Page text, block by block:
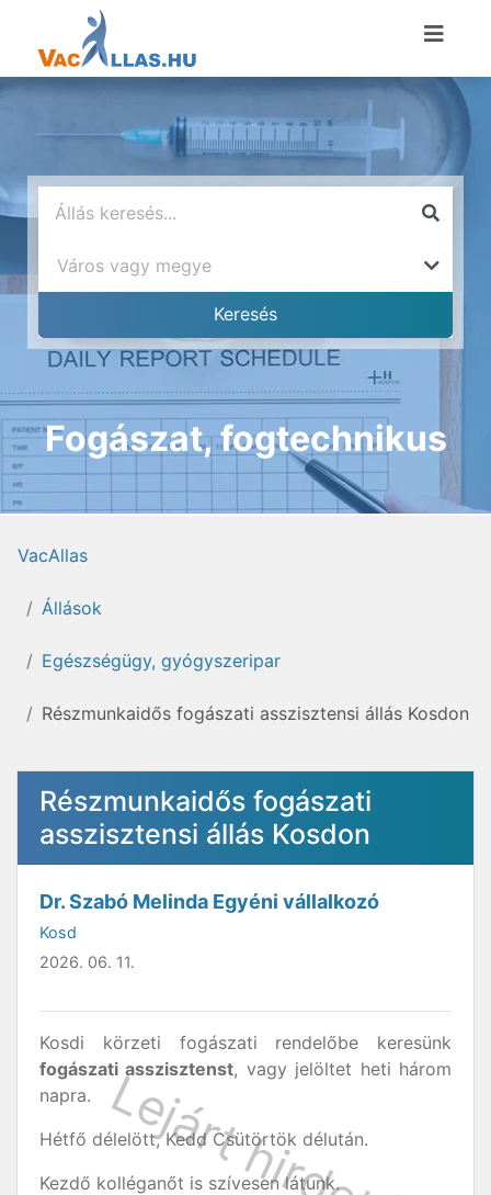
Fogászat, fogtechnikus
VacAllas
Állások
Egészségügy, gyógyszeripar
Részmunkaidős fogászati asszisztensi állás Kosdon
Részmunkaidős fogászati
asszisztensi állás Kosdon
Dr. Szabó Melinda Egyéni vállalkozó
Kosd
2026. 06. 11.
Kosdi körzeti fogászati rendelőbe keresünk
fogászati asszisztenst, vagy jelöltet heti három
napra.
Hétfő délelött, Kedd Csütörtök délután.
Kezdő kolléganőt is szívesen látunk.